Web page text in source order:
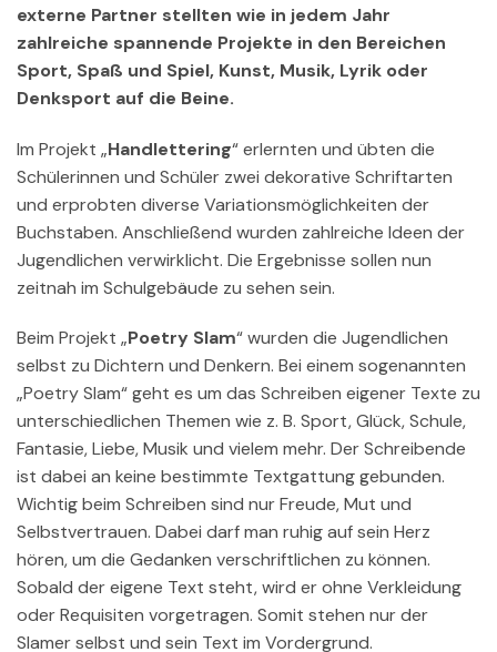
externe Partner stellten wie in jedem Jahr
zahlreiche spannende Projekte in den Bereichen
Sport, Spaß und Spiel, Kunst, Musik, Lyrik oder
Denksport auf die Beine.
Im Projekt „Handlettering“ erlernten und übten die
Schülerinnen und Schüler zwei dekorative Schriftarten
und erprobten diverse Variationsmöglichkeiten der
Buchstaben. Anschließend wurden zahlreiche Ideen der
Jugendlichen verwirklicht. Die Ergebnisse sollen nun
zeitnah im Schulgebäude zu sehen sein.
Beim Projekt „Poetry Slam“ wurden die Jugendlichen
selbst zu Dichtern und Denkern. Bei einem sogenannten
„Poetry Slam“ geht es um das Schreiben eigener Texte zu
unterschiedlichen Themen wie z. B. Sport, Glück, Schule,
Fantasie, Liebe, Musik und vielem mehr. Der Schreibende
ist dabei an keine bestimmte Textgattung gebunden.
Wichtig beim Schreiben sind nur Freude, Mut und
Selbstvertrauen. Dabei darf man ruhig auf sein Herz
hören, um die Gedanken verschriftlichen zu können.
Sobald der eigene Text steht, wird er ohne Verkleidung
oder Requisiten vorgetragen. Somit stehen nur der
Slamer selbst und sein Text im Vordergrund.